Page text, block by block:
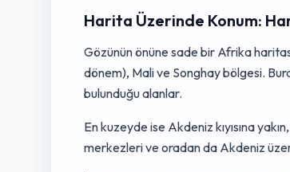
Harita Üzerinde Konum:
Gözünün önüne sade bir Afrika
dönem), Mali ve Songhay bölgesi.
bulunduğu alanlar.
En kuzeyde ise Akdeniz kıyısına
merkezleri ve oradan da Akdeniz